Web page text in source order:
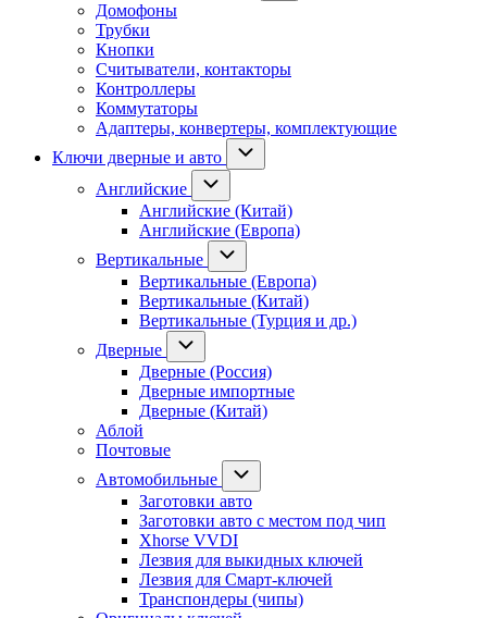
Домофоны
Трубки
Кнопки
Считыватели, контакторы
Контроллеры
Коммутаторы
Адаптеры, конвертеры, комплектующие
Ключи дверные и авто
Английские
Английские (Китай)
Английские (Европа)
Вертикальные
Вертикальные (Европа)
Вертикальные (Китай)
Вертикальные (Турция и др.)
Дверные
Дверные (Россия)
Дверные импортные
Дверные (Китай)
Аблой
Почтовые
Автомобильные
Заготовки авто
Заготовки авто с местом под чип
Xhorse VVDI
Лезвия для выкидных ключей
Лезвия для Смарт-ключей
Транспондеры (чипы)